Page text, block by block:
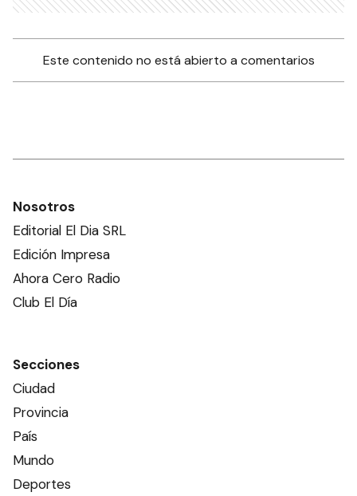
Este contenido no está abierto a comentarios
Nosotros
Editorial El Dia SRL
Edición Impresa
Ahora Cero Radio
Club El Día
Secciones
Ciudad
Provincia
País
Mundo
Deportes